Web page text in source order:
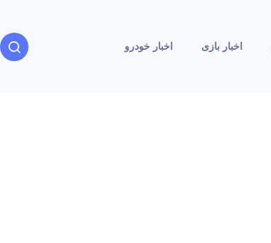
اخبار بازی اخبار خودرو